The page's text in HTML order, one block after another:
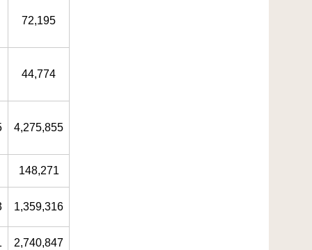
72,195
44,774
4,275,855
148,271
1,359,316
2,740,847